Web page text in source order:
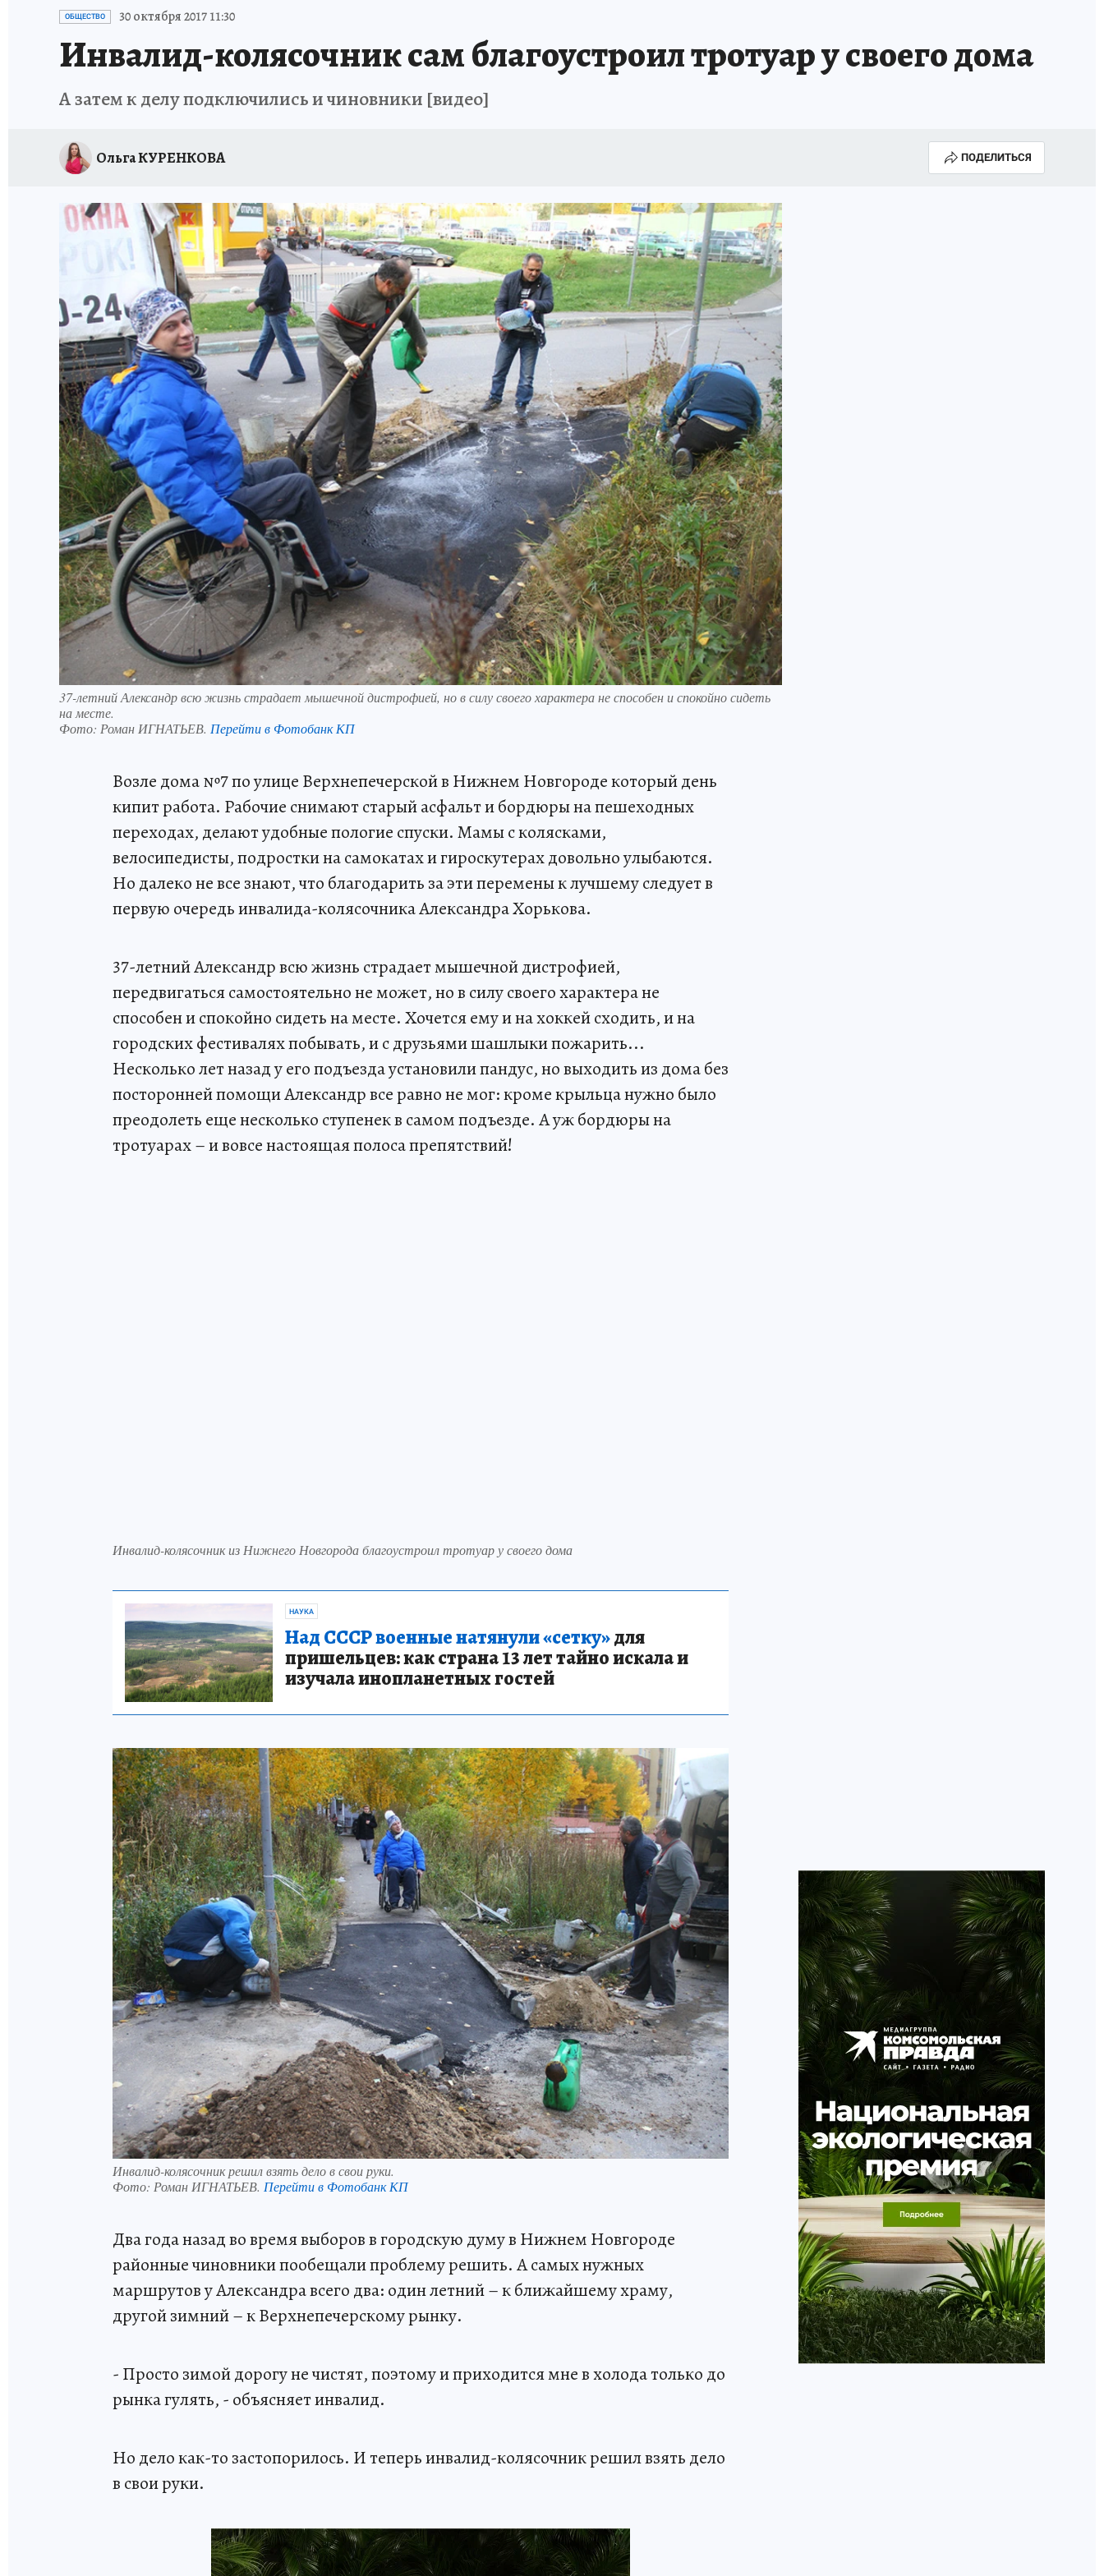
ИСПЫТАНО НА СЕБЕ
ОБЩЕСТВО 30 октября 2017 11:30
Инвалид-колясочник сам благоустроил тротуар у своего дома
А затем к делу подключились и чиновники [видео]
Ольга КУРЕНКОВА ПОДЕЛИТЬСЯ
37-летний Александр всю жизнь страдает мышечной дистрофией, но в силу своего характера не способен и спокойно сидеть
на месте.
Фото: Роман ИГНАТЬЕВ. Перейти в Фотобанк КП
Возле дома №7 по улице Верхнепечерской в Нижнем Новгороде который день
кипит работа. Рабочие снимают старый асфальт и бордюры на пешеходных
переходах, делают удобные пологие спуски. Мамы с колясками,
велосипедисты, подростки на самокатах и гироскутерах довольно улыбаются.
Но далеко не все знают, что благодарить за эти перемены к лучшему следует в
первую очередь инвалида-колясочника Александра Хорькова.
37-летний Александр всю жизнь страдает мышечной дистрофией,
передвигаться самостоятельно не может, но в силу своего характера не
способен и спокойно сидеть на месте. Хочется ему и на хоккей сходить, и на
городских фестивалях побывать, и с друзьями шашлыки пожарить...
Несколько лет назад у его подъезда установили пандус, но выходить из дома без
посторонней помощи Александр все равно не мог: кроме крыльца нужно было
преодолеть еще несколько ступенек в самом подъезде. А уж бордюры на
тротуарах – и вовсе настоящая полоса препятствий!
Инвалид-колясочник из Нижнего Новгорода благоустроил тротуар у своего дома
НАУКА
Над СССР военные натянули «сетку»для
пришельцев: как страна 13 лет тайно искала и
изучала инопланетных гостей
Инвалид-колясочник решил взять дело в свои руки.
Фото: Роман ИГНАТЬЕВ. Перейти в Фотобанк КП
Два года назад во время выборов в городскую думу в Нижнем Новгороде
районные чиновники пообещали проблему решить. А самых нужных
маршрутов у Александра всего два: один летний – к ближайшему храму,
другой зимний – к Верхнепечерскому рынку.
- Просто зимой дорогу не чистят, поэтому и приходится мне в холода только до
рынка гулять, - объясняет инвалид.
Но дело как-то застопорилось. И теперь инвалид-колясочник решил взять дело
в свои руки.